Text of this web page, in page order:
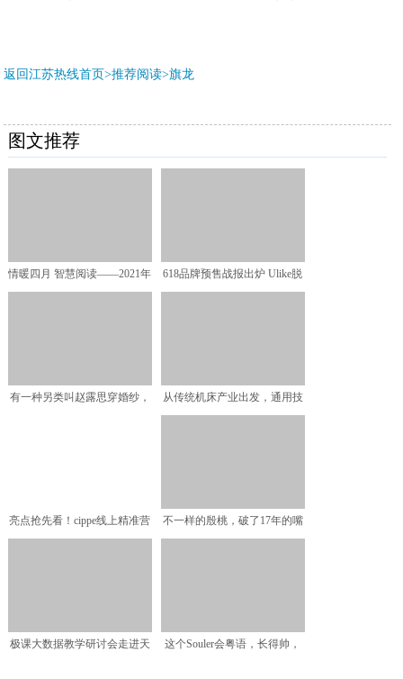
返回江苏热线首页>推荐阅读>旗龙
图文推荐
情暖四月 智慧阅读——2021年
618品牌预售战报出炉 Ulike脱
有一种另类叫赵露思穿婚纱，
从传统机床产业出发，通用技
亮点抢先看！cippe线上精准营
不一样的殷桃，破了17年的嘴
极课大数据教学研讨会走进天
这个Souler会粤语，长得帅，